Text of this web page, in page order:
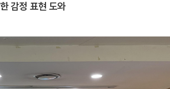
감정 표현 도와